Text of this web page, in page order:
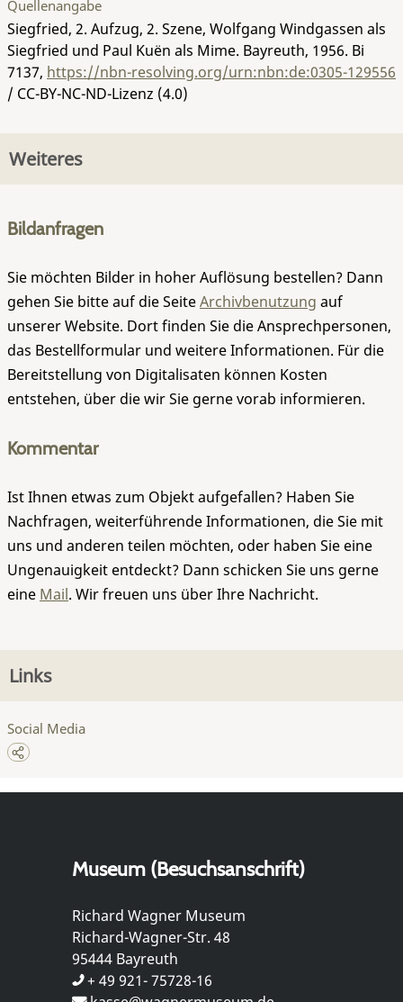
Quellenangabe
Siegfried, 2. Aufzug, 2. Szene, Wolfgang Windgassen als
Siegfried und Paul Kuën als Mime. Bayreuth, 1956. Bi
7137, https://nbn-resolving.org/urn:nbn:de:0305-129556
/ CC-BY-NC-ND-Lizenz (4.0)
Weiteres
Bildanfragen
Sie möchten Bilder in hoher Auflösung bestellen? Dann
gehen Sie bitte auf die SeiteArchivbenutzung auf
unserer Website. Dort finden Sie die Ansprechpersonen,
das Bestellformular und weitere Informationen. Für die
Bereitstellung von Digitalisaten können Kosten
entstehen, über die wir Sie gerne vorab informieren.
Kommentar
Ist Ihnen etwas zum Objekt aufgefallen? Haben Sie
Nachfragen, weiterführende Informationen, die Sie mit
uns und anderen teilen möchten, oder haben Sie eine
Ungenauigkeit entdeckt? Dann schicken Sie uns gerne
eine Mail. Wir freuen uns über Ihre Nachricht.
Links
Social Media
Museum (Besuchsanschrift)
Richard Wagner Museum
Richard-Wagner-Str. 48
95444 Bayreuth
+ 49 921- 75728-16